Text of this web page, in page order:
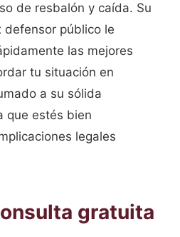
de resbalón y caída. Su
defensor público le
las mejores
tu situación en
a su sólida
que estés bien
legales
gratuita